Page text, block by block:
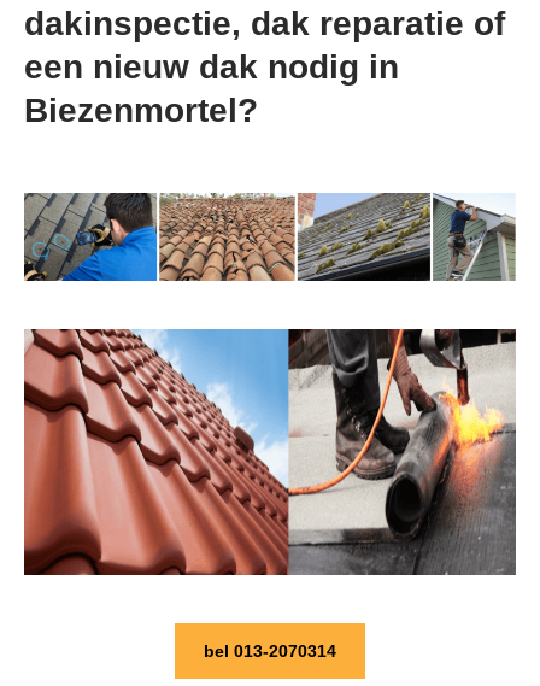
dakinspectie, dak reparatie of
een nieuw dak nodig in
Biezenmortel?
bel 013-2070314